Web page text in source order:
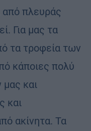
από πλευράς
Για μας τα
τα τροφεία των
κάποιες πολύ
και
και
ακίνητα. Τα